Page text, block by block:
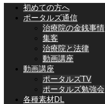
初めての方へ
ポータルズ通信
治療院の金銭事情
集客
治療院と法律
動画講座
動画講座
ポータルズTV
ポータルズ勉強会
各種素材DL